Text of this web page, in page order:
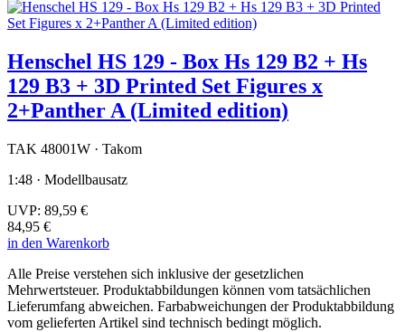
Henschel HS 129 - Box Hs 129 B2 + Hs
129 B3 + 3D Printed Set Figures x
2+Panther A (Limited edition)
TAK 48001W · Takom
1:48 · Modellbausatz
UVP: 89,59 €
84,95 €
in den Warenkorb
Alle Preise verstehen sich inklusive der gesetzlichen
Mehrwertsteuer. Produktabbildungen können vom tatsächlichen
Lieferumfang abweichen. Farbabweichungen der Produktabbildung
vom gelieferten Artikel sind technisch bedingt möglich.